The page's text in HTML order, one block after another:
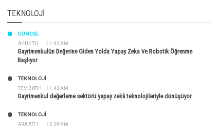
TEKNOLOJI
AĞU 4TH 11:02 AM
GÜNCEL
Gayrimenkulün Değerine Giden Yolda Yapay Zeka Ve Robotik Öğrenme
Başlıyor
TEM 30TH 11:42 AM
TEKNOLOJİ
Gayrimenkul değerleme sektörü yapay zekâ teknolojileriyle dönüşüyor
ARA 8TH 12:29 PM
TEKNOLOJİ